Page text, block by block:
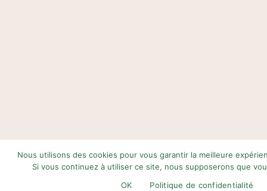
Nous utilisons des cookies pour vous garantir la meilleure
Si vous continuez à utiliser ce site, nous supposerons que
OK
Politique de confidentialité